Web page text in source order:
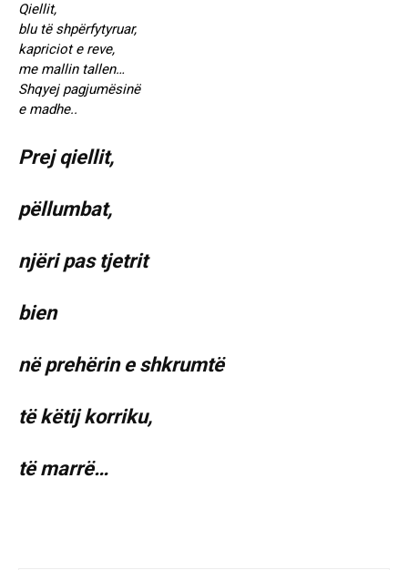
Qiellit,
blu të shpërfytyruar,
kapriciot e reve,
me mallin tallen…
Shqyej pagjumësinë
e madhe..
Prej qiellit,
pëllumbat,
njëri pas tjetrit
bien
në prehërin e shkrumtë
të këtij korriku,
të marrë…